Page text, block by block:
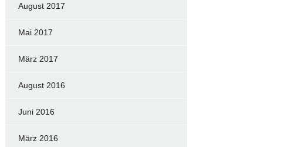
August 2017
Mai 2017
März 2017
August 2016
Juni 2016
März 2016